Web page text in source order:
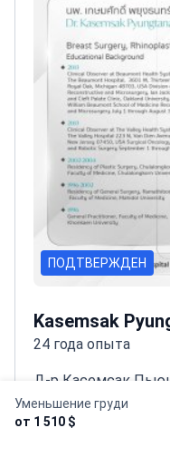
Уменьшение груди
от 1 510 $
ПОДТВЕРЖДЕН
Kasemsak
24 года опыта
Д-р Касемсак
на хирургии груди,
пластике тела в
обучение